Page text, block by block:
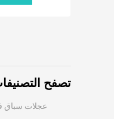
تصفح
عجلات سباق